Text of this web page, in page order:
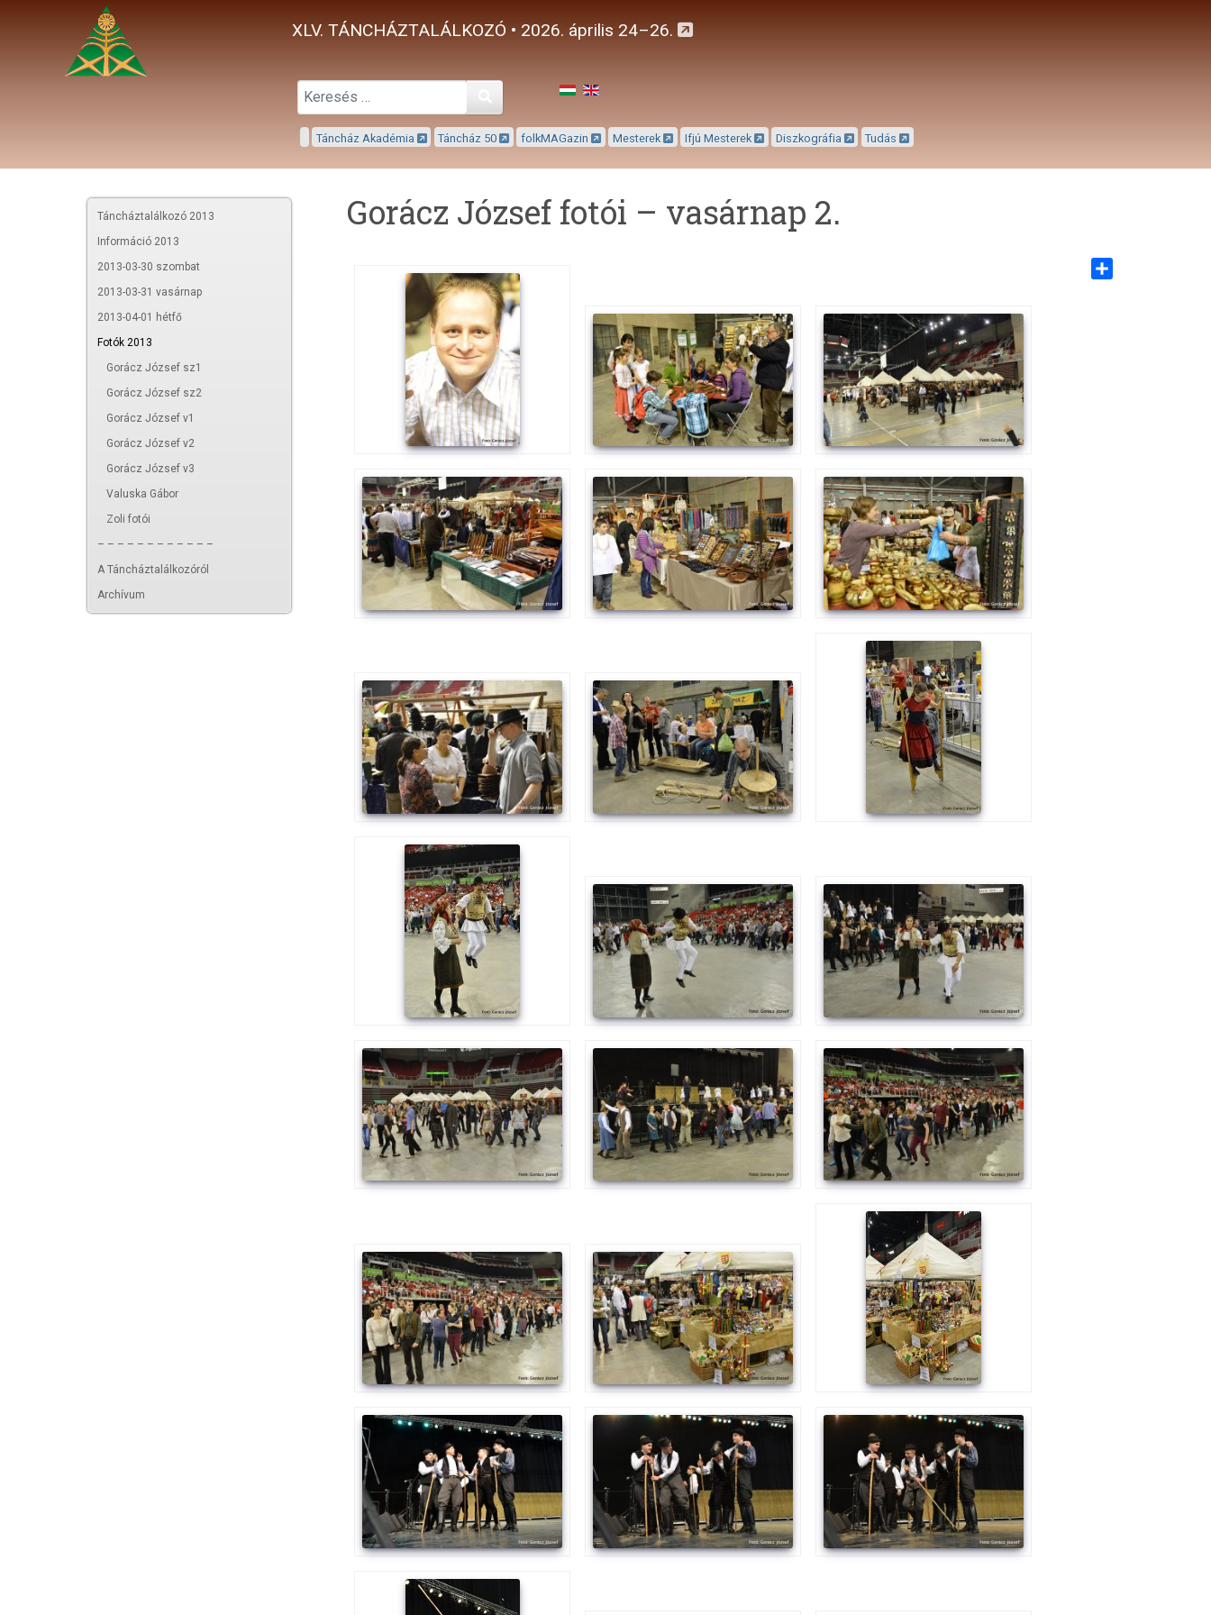
XLV. TÁNCHÁZTALÁLKOZÓ • 2026. április 24–26.
Keresés
Táncház Akadémia Táncház 50 folkMAGazin Mesterek Ifjú Mesterek Diszkográfia Tudás
Táncháztalálkozó 2013
Információ 2013
2013-03-30 szombat
2013-03-31 vasárnap
2013-04-01 hétfő
Fotók 2013
Gorácz József sz1
Gorácz József sz2
Gorácz József v1
Gorácz József v2
Gorácz József v3
Valuska Gábor
Zoli fotói
– – – – – – – – – – – –
A Táncháztalálkozóról
Archívum
Gorácz József fotói – vasárnap 2.